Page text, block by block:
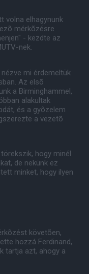
volna elhagynunk
mérkõzésre
- kezdte az
nek.
mi érdemeltük
Az elsõ
a Birminghammel,
alakultak
és a gyõzelem
a vezetõ
hogy minél
de nekünk ez
minket, hogy ilyen
követõen,
hozzá Ferdinand,
tartja azt, ahogy a